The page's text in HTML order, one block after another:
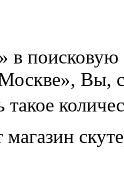
в поисковую
Вы,
такое